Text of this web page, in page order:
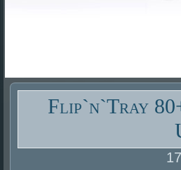
Flip`n`Tray